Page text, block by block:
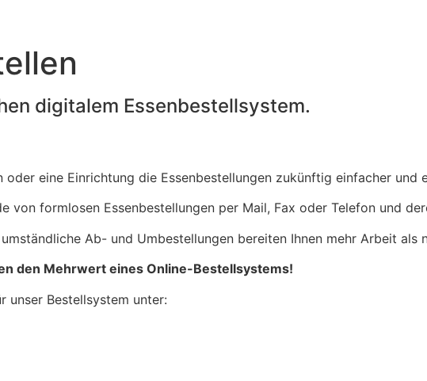
digitalem Essenbestellsystem.
oder eine Einrichtung die Essenbestellungen zukünftig einfacher
von formlosen Essenbestellungen per Mail, Fax oder Telefon und
Ab- und Umbestellungen bereiten Ihnen mehr Arbeit als
den Mehrwert eines Online-Bestellsystems!
unser Bestellsystem unter: